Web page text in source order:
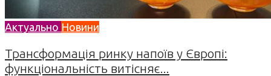
Актуально Новини
Трансформація ринку напоїв у Європі:
функціональність витісняє...